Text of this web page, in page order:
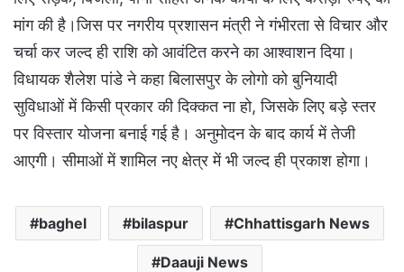
मांग की है।जिस पर नगरीय प्रशासन मंत्री ने गंभीरता से विचार और
चर्चा कर जल्द ही राशि को आवंटित करने का आश्वाशन दिया।
विधायक शैलेश पांडे ने कहा बिलासपुर के लोगो को बुनियादी
सुविधाओं में किसी प्रकार की दिक्कत ना हो, जिसके लिए बड़े स्तर
पर विस्तार योजना बनाई गई है। अनुमोदन के बाद कार्य में तेजी
आएगी। सीमाओं में शामिल नए क्षेत्र में भी जल्द ही प्रकाश होगा।
baghel bilaspur Chhattisgarh News
Daauji News